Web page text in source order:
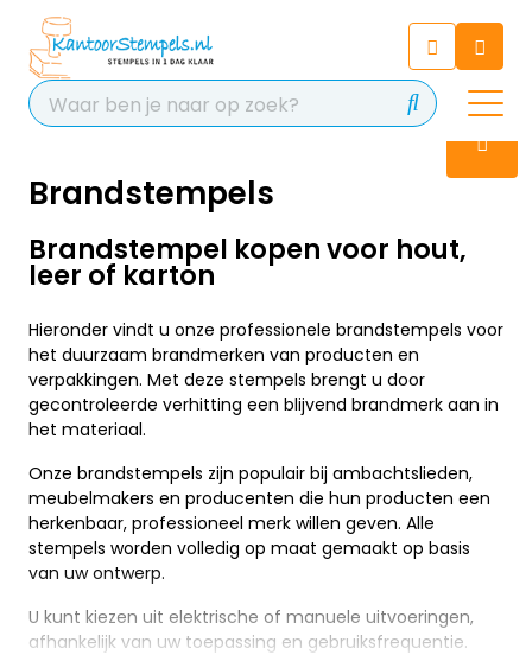
Chatbot
Chat 24/7 met onze chatbot
voor hulp
Contact
Brandstempels
Brandstempel kopen voor hout,
leer of karton
Hieronder vindt u onze professionele brandstempels voor
het duurzaam brandmerken van producten en
verpakkingen. Met deze stempels brengt u door
gecontroleerde verhitting een blijvend brandmerk aan in
het materiaal.
Onze brandstempels zijn populair bij ambachtslieden,
meubelmakers en producenten die hun producten een
herkenbaar, professioneel merk willen geven. Alle
stempels worden volledig op maat gemaakt op basis
van uw ontwerp.
U kunt kiezen uit elektrische of manuele uitvoeringen,
afhankelijk van uw toepassing en gebruiksfrequentie.